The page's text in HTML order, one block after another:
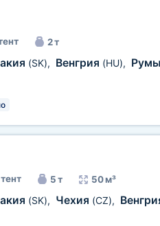
2 т
(SK), Венгрия (HU),
тент 5 т 50 м³
(SK), Чехия (CZ),